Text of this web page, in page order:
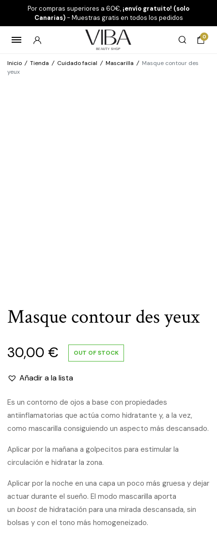
Por compras superiores a 60€, ¡envío gratuito! (solo
Canarias)- Muestras gratis en todos los pedidos
0
Inicio / Tienda / Cuidado facial / Mascarilla / Masque contour des
yeux
Masque contour des yeux
30,00 € OUT OF STOCK
Añadir a la lista
Es un contorno de ojos a base con propiedades
antiinflamatorias que actúa como hidratante y, a la vez,
como mascarilla consiguiendo un aspecto más descansado.
Aplicar por la mañana a golpecitos para estimular la
circulación e hidratar la zona.
Aplicar por la noche en una capa un poco más gruesa y dejar
actuar durante el sueño. El modo mascarilla aporta
un boost de hidratación para una mirada descansada, sin
bolsas y con el tono más homogeneizado.